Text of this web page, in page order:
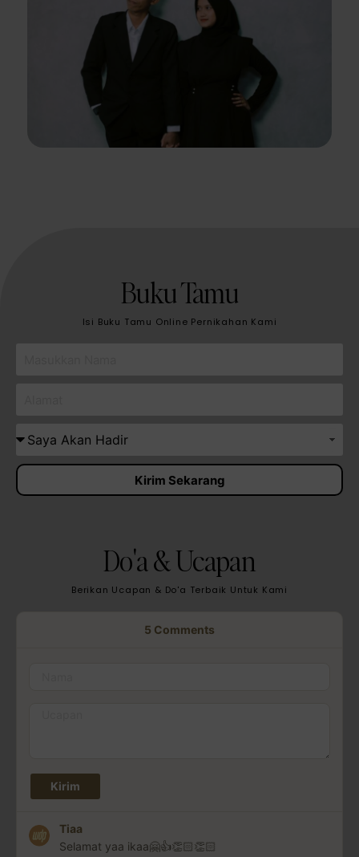
Buku Tamu
Isi Buku Tamu Online Pernikahan Kami
Kirim Sekarang
Do'a & Ucapan
Berikan Ucapan & Do'a Terbaik Untuk Kami
5 Comments
Tiaa
Selamat yaa ikaa🤗👍👏🏻👏🏻